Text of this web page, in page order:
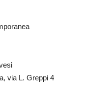
via L. Greppi 4